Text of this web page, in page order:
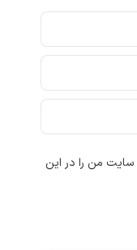
سایت من را در این